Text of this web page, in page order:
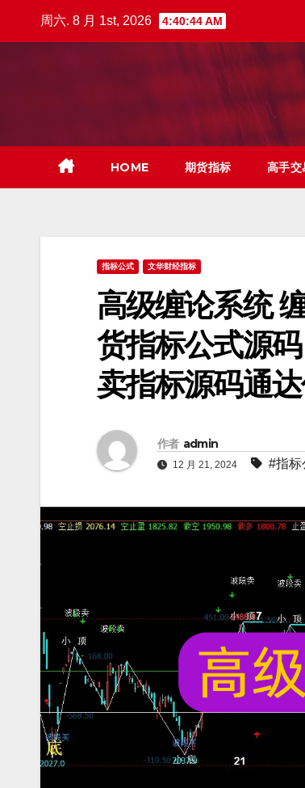
周六. 8 月 1st, 2026 4:40:46 AM
HOME 期货指标 高手交
指标公式 文华财经指标
高级缠论系统
货指标公式源
卖指标源码通
作者 admin
12 月 21, 2024 #指标